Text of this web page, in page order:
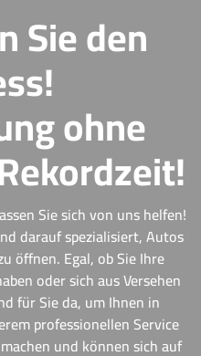
Sie den
ohne
Sie sich von uns helfen!
darauf spezialisiert, Autos
öffnen. Egal, ob Sie Ihre
oder sich aus Versehen
für Sie da, um Ihnen in
professionellen Service
und können sich auf